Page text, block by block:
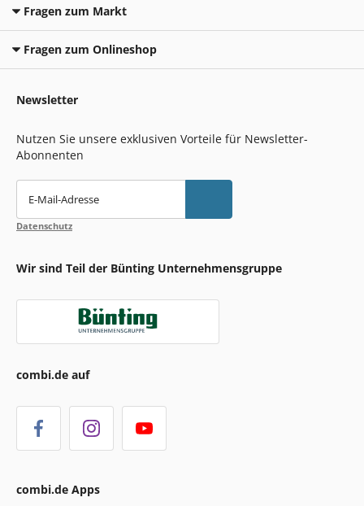
Fragen zum Markt
Fragen zum Onlineshop
Newsletter
Nutzen Sie unsere exklusiven Vorteile für Newsletter-
Abonnenten
E-Mail-Adresse
Datenschutz
Wir sind Teil der Bünting Unternehmensgruppe
combi.de auf
combi.de Apps